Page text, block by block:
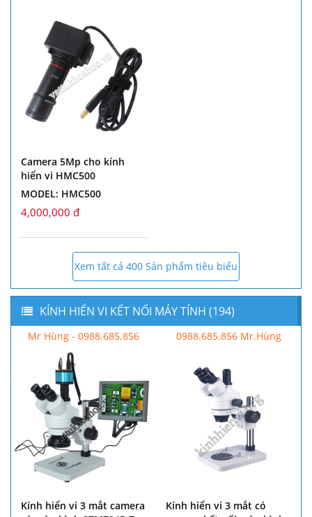
Camera 5Mp cho kính
hiển vi HMC500
MODEL: HMC500
4,000,000 đ
Xem tất cả 400 Sản phẩm tiêu biểu
KÍNH HIỂN VI KẾT NỐI MÁY TÍNH (194)
Mr Hùng - 0988.685.856
Kính hiển vi 3 mắt camera
0988.685.856 Mr.Hùng
Kính hiển vi 3 mắt có